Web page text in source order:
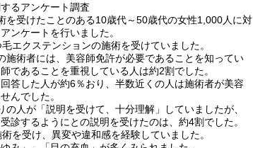
るアンケート調査
を受けたことのある10歳代～50歳代の女性1,000人に対
ンケートを行いました。
エクステンションの施術を受けていました。
施術者には、美容師免許が必要であることを知ってい
であることを重視している人は約2割でした。
答した人が約6％おり、半数近くの人は施術者が美容
んでした。
人が「説明を受けて、十分理解」していましたが、
診するようにとの説明を受けたのは、約4割でした。
を受け、異変や違和感を経験していました。